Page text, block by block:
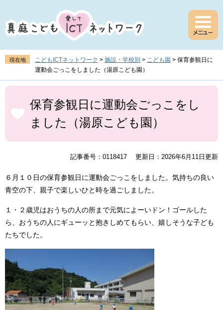
ジ
の
頭
す
。
ュ
ー
飛
し
て
現在地 こどもICTネットワーク > 施設・学校別 > こども園 > 保育参観日に
運動会ごっこをしました（湯原こども園）
本
保育参観日に運動会ごっこをし
ました（湯原こども園）
記事番号：0118417 更新日：2026年6月11日更新
６月１０日の保育参観日に運動会ごっこをしました。気持ちの良い
青空の下、親子で楽しいひと時を過ごしました。
１・２歳児はおうちの人の所まで元気によーいドン！ゴールした
ら、おうちの人にギューッと抱きしめてもらい、嬉しそうな子ども
たちでした。